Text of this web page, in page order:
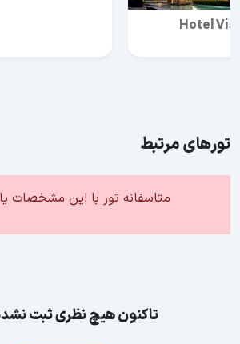
Hotel
تورهای مرتبط
متاسفانه تور با این مشخصات
تاکنون هیچ نظری ثبت